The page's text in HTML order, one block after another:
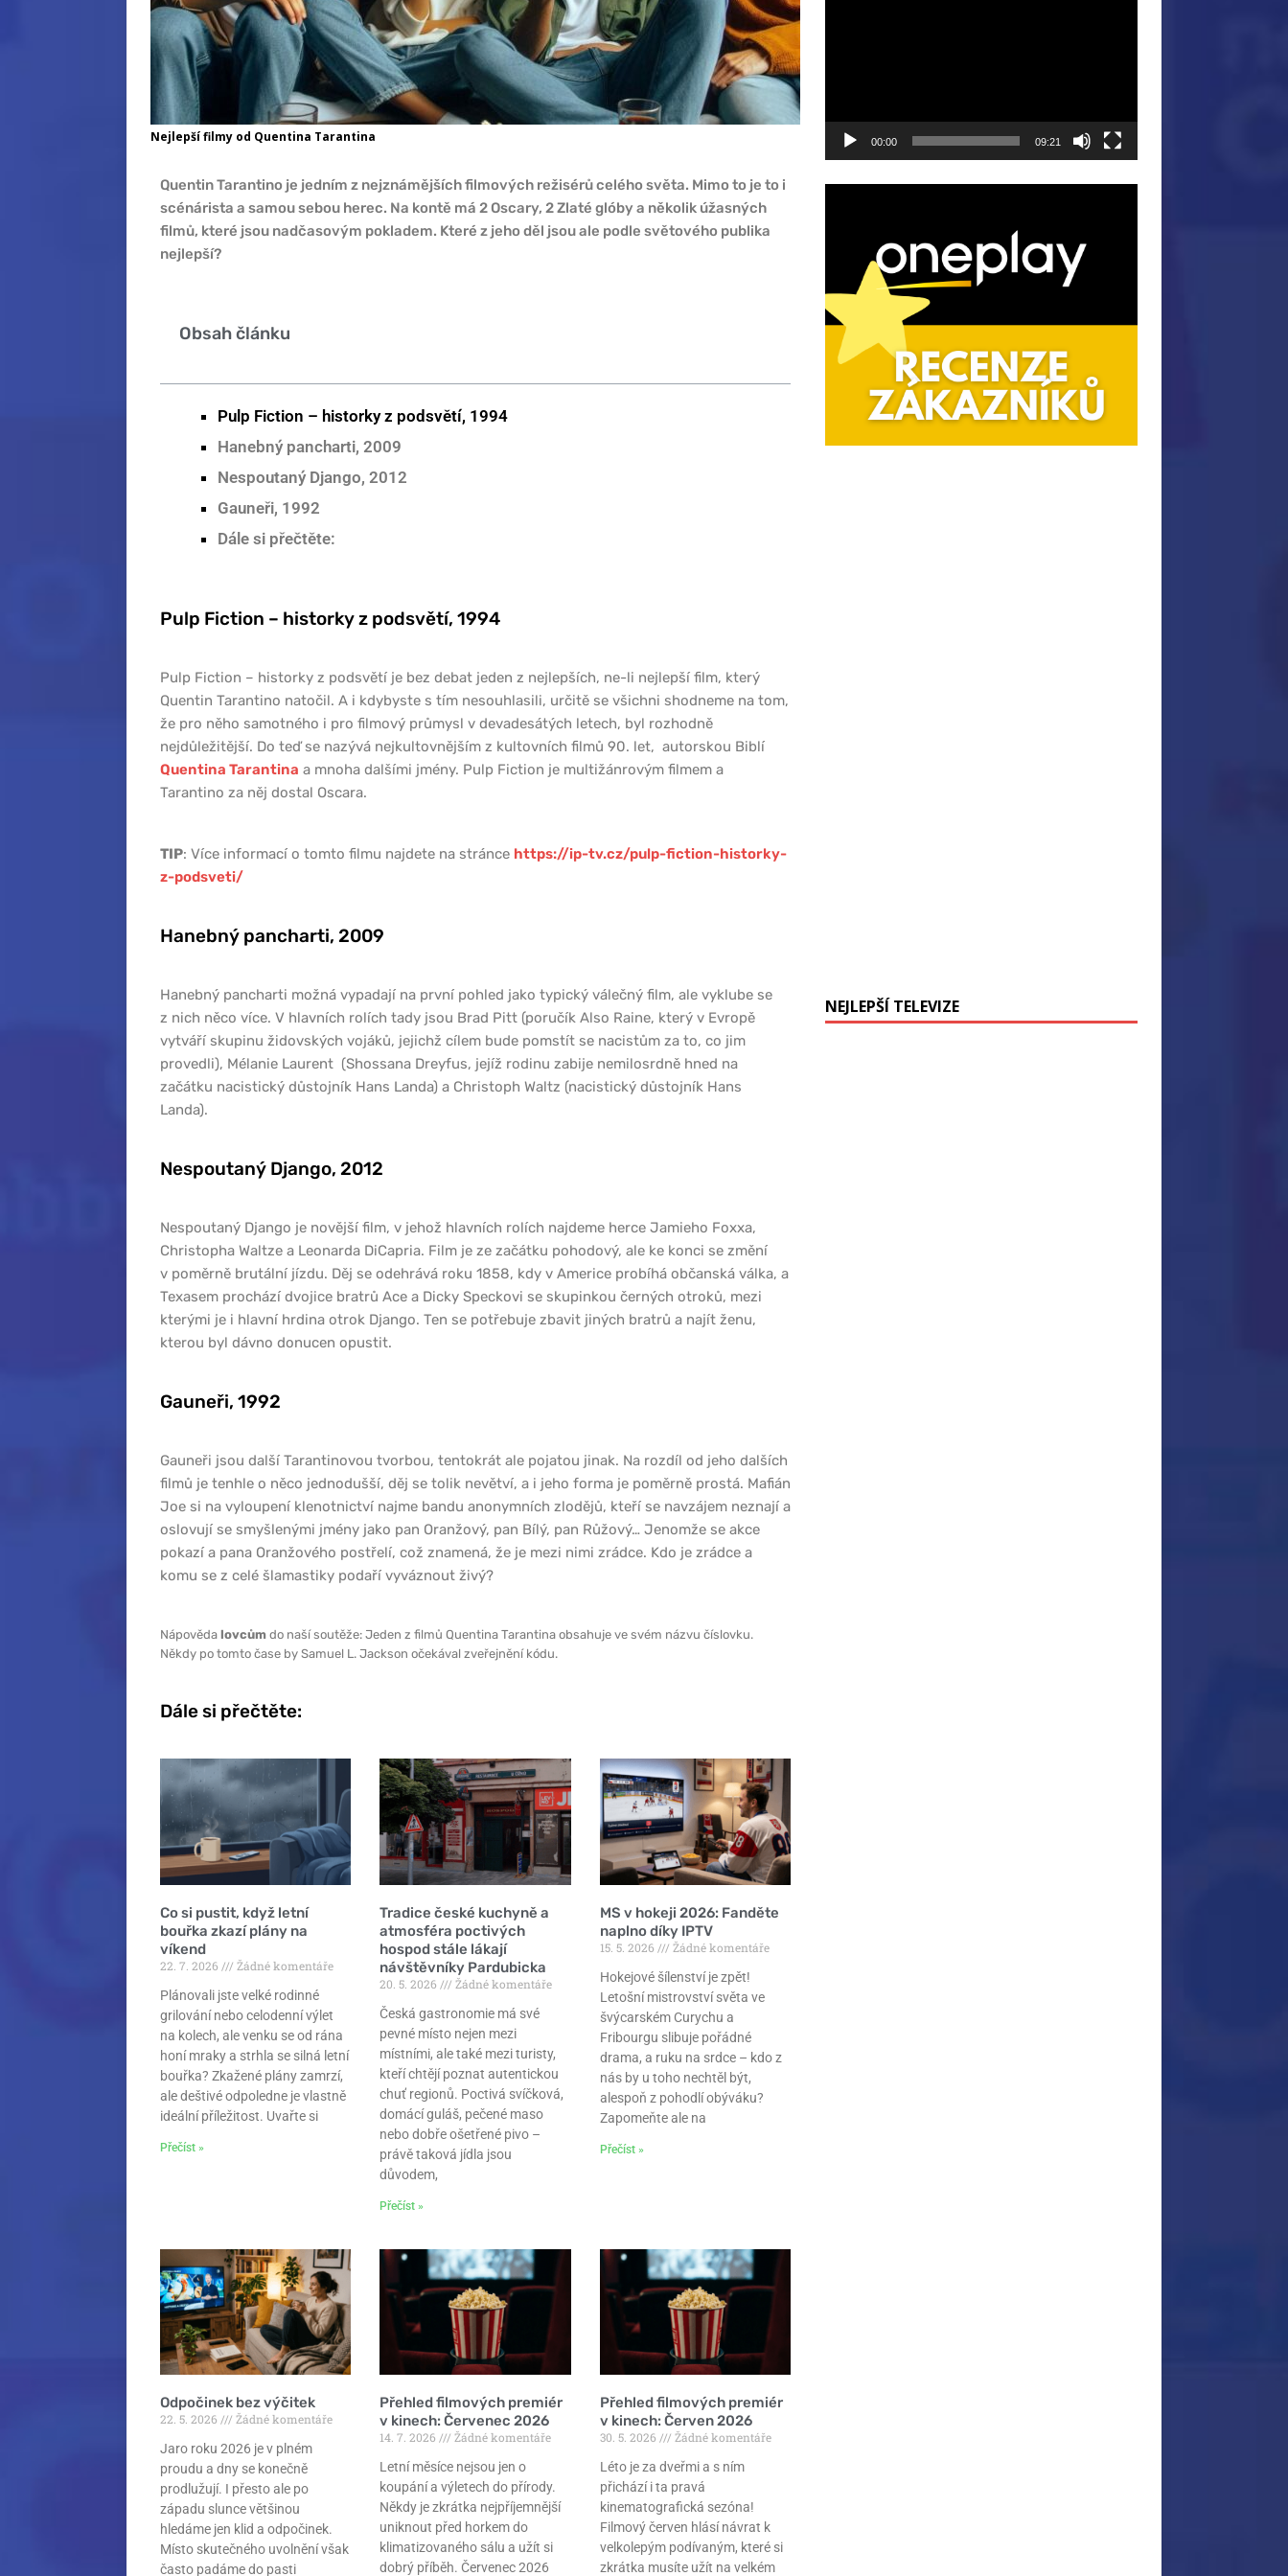
Nejlepší filmy od Quentina Tarantina
Quentin Tarantino je jedním z nejznámějších filmových režisérů celého světa. Mimo to je to i
scénárista a samou sebou herec. Na kontě má 2 Oscary, 2 Zlaté glóby a několik úžasných
filmů, které jsou nadčasovým pokladem. Které z jeho děl jsou ale podle světového publika
nejlepší?
Obsah článku
Pulp Fiction – historky z podsvětí, 1994
Hanebný pancharti, 2009
Nespoutaný Django, 2012
Gauneři, 1992
Dále si přečtěte:
Pulp Fiction – historky z podsvětí, 1994
Pulp Fiction – historky z podsvětí je bez debat jeden z nejlepších, ne-li nejlepší film, který
Quentin Tarantino natočil. A i kdybyste s tím nesouhlasili, určitě se všichni shodneme na tom,
že pro něho samotného i pro filmový průmysl v devadesátých letech, byl rozhodně
nejdůležitější. Do teď se nazývá nejkultovnějším z kultovních filmů 90. let, autorskou Biblí
Quentina Tarantina a mnoha dalšími jmény. Pulp Fiction je multižánrovým filmem a
Tarantino za něj dostal Oscara.
TIP: Více informací o tomto filmu najdete na stránce https://ip-tv.cz/pulp-fiction-historky-
z-podsveti/
Hanebný pancharti, 2009
Hanebný pancharti možná vypadají na první pohled jako typický válečný film, ale vyklube se
z nich něco více. V hlavních rolích tady jsou Brad Pitt (poručík Also Raine, který v Evropě
vytváří skupinu židovských vojáků, jejichž cílem bude pomstít se nacistům za to, co jim
provedli), Mélanie Laurent (Shossana Dreyfus, jejíž rodinu zabije nemilosrdně hned na
začátku nacistický důstojník Hans Landa) a Christoph Waltz (nacistický důstojník Hans
Landa).
Nespoutaný Django, 2012
Nespoutaný Django je novější film, v jehož hlavních rolích najdeme herce Jamieho Foxxa,
Christopha Waltze a Leonarda DiCapria. Film je ze začátku pohodový, ale ke konci se změní
v poměrně brutální jízdu. Děj se odehrává roku 1858, kdy v Americe probíhá občanská válka, a
Texasem prochází dvojice bratrů Ace a Dicky Speckovi se skupinkou černých otroků, mezi
kterými je i hlavní hrdina otrok Django. Ten se potřebuje zbavit jiných bratrů a najít ženu,
kterou byl dávno donucen opustit.
Gauneři, 1992
Gauneři jsou další Tarantinovou tvorbou, tentokrát ale pojatou jinak. Na rozdíl od jeho dalších
filmů je tenhle o něco jednodušší, děj se tolik nevětví, a i jeho forma je poměrně prostá. Mafián
Joe si na vyloupení klenotnictví najme bandu anonymních zlodějů, kteří se navzájem neznají a
oslovují se smyšlenými jmény jako pan Oranžový, pan Bílý, pan Růžový… Jenomže se akce
pokazí a pana Oranžového postřelí, což znamená, že je mezi nimi zrádce. Kdo je zrádce a
komu se z celé šlamastiky podaří vyváznout živý?
Nápověda lovcům do naší soutěže: Jeden z filmů Quentina Tarantina obsahuje ve svém názvu číslovku.
Někdy po tomto čase by Samuel L. Jackson očekával zveřejnění kódu.
Dále si přečtěte:
Co si pustit, když letní
bouřka zkazí plány na
víkend
22. 7. 2026
Žádné komentáře
Plánovali jste velké rodinné
grilování nebo celodenní výlet
na kolech, ale venku se od rána
honí mraky a strhla se silná letní
bouřka? Zkažené plány zamrzí,
ale deštivé odpoledne je vlastně
ideální příležitost. Uvařte si
Přečíst »
Tradice české kuchyně a
atmosféra poctivých
hospod stále lákají
návštěvníky Pardubicka
20. 5. 2026
Žádné komentáře
Česká gastronomie má své
pevné místo nejen mezi
místními, ale také mezi turisty,
kteří chtějí poznat autentickou
chuť regionů. Poctivá svíčková,
domácí guláš, pečené maso
nebo dobře ošetřené pivo –
právě taková jídla jsou
důvodem,
Přečíst »
MS v hokeji 2026: Fanděte
naplno díky IPTV
15. 5. 2026
Žádné komentáře
Hokejové šílenství je zpět!
Letošní mistrovství světa ve
švýcarském Curychu a
Fribourgu slibuje pořádné
drama, a ruku na srdce – kdo z
nás by u toho nechtěl být,
alespoň z pohodlí obýváku?
Zapomeňte ale na
Přečíst »
Odpočinek bez výčitek
22. 5. 2026
Žádné komentáře
Jaro roku 2026 je v plném
proudu a dny se konečně
prodlužují. I přesto ale po
západu slunce většinou
hledáme jen klid a odpočinek.
Místo skutečného uvolnění však
často padáme do pasti
Přehled filmových premiér
v kinech: Červenec 2026
14. 7. 2026
Žádné komentáře
Letní měsíce nejsou jen o
koupání a výletech do přírody.
Někdy je zkrátka nejpříjemnější
uniknout před horkem do
klimatizovaného sálu a užít si
dobrý příběh. Červenec 2026
Přehled filmových premiér
v kinech: Červen 2026
30. 5. 2026
Žádné komentáře
Léto je za dveřmi a s ním
přichází i ta pravá
kinematografická sezóna!
Filmový červen hlásí návrat k
velkolepým podívaným, které si
zkrátka musíte užít na velkém
00:00 09:21
NEJLEPŠÍ TELEVIZE